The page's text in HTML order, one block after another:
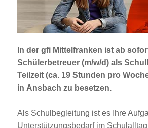
Jobportal
Presse und Medien
bbw e. V.
In der gfi Mittelfranken ist ab
Schülerbetreuer (m/w/d) als
Teilzeit (ca. 19 Stunden pro
in Ansbach zu besetzen.
Als Schulbegleitung ist es Ihre
Unterstützungsbedarf im